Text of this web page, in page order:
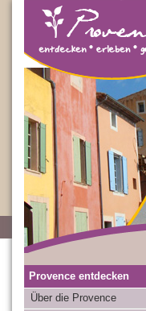
Provence entdecken
Über die Provence